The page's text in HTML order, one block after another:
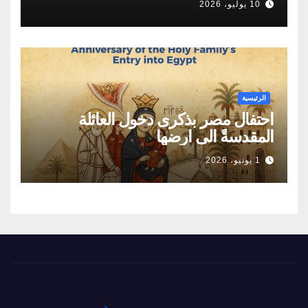
لامتلاك أول برنامج نووي سلمي لإنتاج
الطاقة
10 يوليو، 2026
الرئيسية
احتفال مصر بذكرى دخول العائلة
المقدسةً الى ارضها
1 يونيو، 2026